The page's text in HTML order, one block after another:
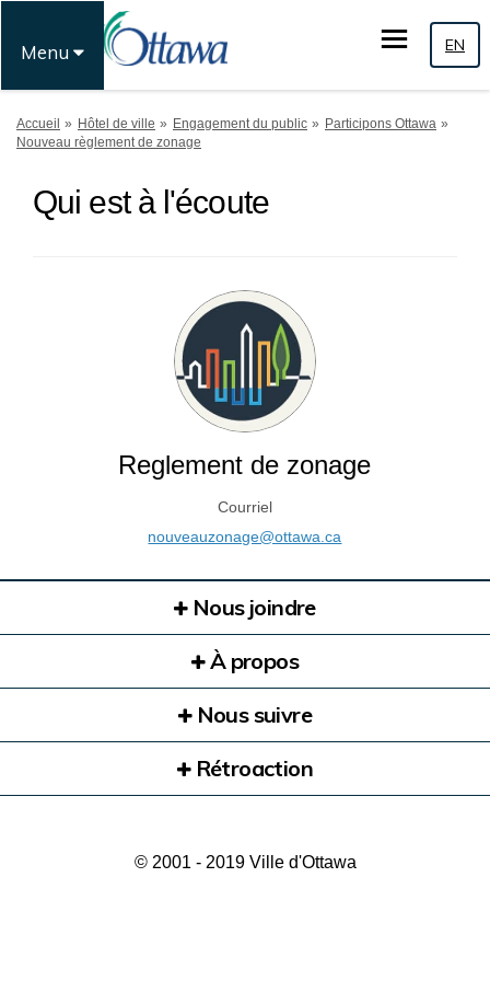
Menu EN
Vous êtes ici:
Accueil Hôtel de ville Engagement du public
Participons Ottawa
Nouveau règlement de zonage
Qui est à l'écoute
Reglement de zonage
Courriel
nouveauzonage@ottawa.ca
Nous joindre
À propos
Nous suivre
Rétroaction
© 2001 - 2019 Ville d'Ottawa